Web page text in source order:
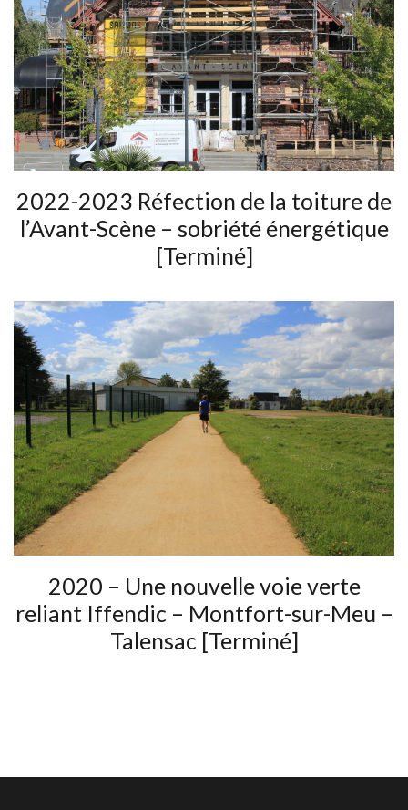
2022-2023 Réfection de la toiture de
l’Avant-Scène – sobriété énergétique
[Terminé]
2020 – Une nouvelle voie verte
reliant Iffendic – Montfort-sur-Meu –
Talensac [Terminé]